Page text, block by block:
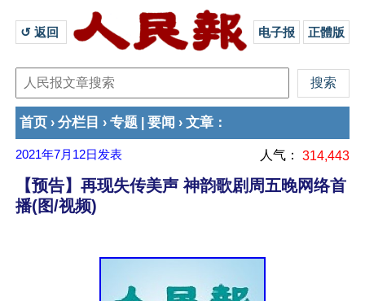
↺ 返回 电子报 正體版
首页 › 分栏目 › 专题 要闻 › 文章 ：
2021年7月12日 发表 人气： 314,443
【预告】再现失传美声 神韵歌剧周五晚网络首
播(图/视频)